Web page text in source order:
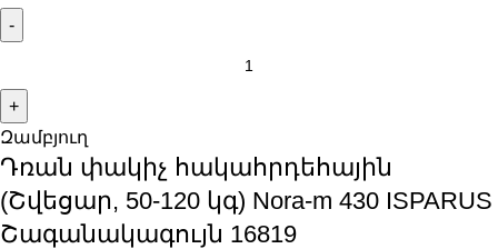
Զամբյուղ
Դռան փակիչ հակահրդեհային
(Շվեցար, 50-120 կգ) Nora-m 430 ISPARUS
Շագանակագույն 16819